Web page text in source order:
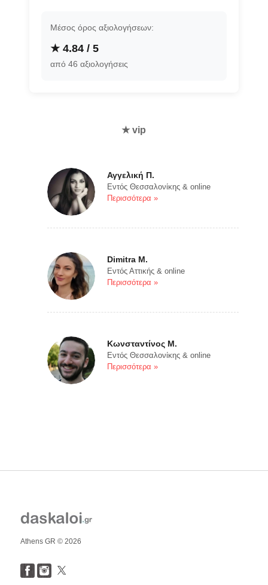
Μέσος όρος αξιολογήσεων:
★ 4.84 / 5
από 46 αξιολογήσεις
★ vip
Αγγελική Π.
Εντός Θεσσαλονίκης & online
Περισσότερα »
Dimitra M.
Εντός Αττικής & online
Περισσότερα »
Κωνσταντίνος Μ.
Εντός Θεσσαλονίκης & online
Περισσότερα »
Athens GR © 2026